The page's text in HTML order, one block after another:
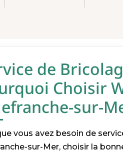
de
Choisir
sur-
vous avez besoin de
sur-Mer, choisir la